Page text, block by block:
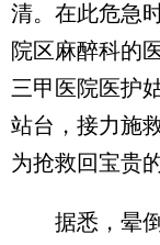
清。在此危急
院区麻醉科的
三甲医院医护
站台，接力施
为抢救回宝贵
据悉，晕倒